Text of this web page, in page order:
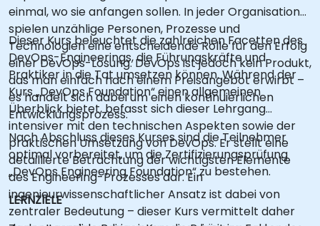
einmal, wo sie anfangen sollen. In jeder Organisation
spielen unzählige Personen, Prozesse und
Technologien eine entscheidende Rolle für den Erfolg
einer DevOps-Lösung. DevOps ist jedoch kein Produkt,
das man einfach nach einem Preisangebot erwirbt –
es handelt sich dabei um einen kontinuierlichen
Entwicklungsprozess.
Dieser Kurs beleuchtet die zahlreichen Facetten des
DevOps-Engineerings, die Führungskräfte und
Praktiker in die Tat umsetzen können. Während der
Kurs „DevOps Foundation“ einen allgemeinen
Überblick bietet, befasst sich dieser Lehrgang
intensiver mit den technischen Aspekten sowie der
praktischen Umsetzung von DevOps. Er stellt eine
detaillierte Betrachtung der wichtigsten Elemente
des Engineering-Prozesses dar. Ein
ingenieurwissenschaftlicher Ansatz ist dabei von
zentraler Bedeutung – dieser Kurs vermittelt daher
Nach Abschluss dieses Kurses sind die Teilnehmer
optimal vorbereitet, um die Zertifizierungsprüfung
„DevOps Engineering Foundation“ zu bestehen.
LERNZIELE